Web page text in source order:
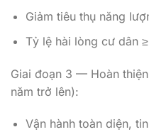
Giảm tiêu thụ năng
Tỷ lệ hài lòng cư dân
Giai đoạn 3 — Hoàn
năm trở lên):
Vận hành toàn diện,